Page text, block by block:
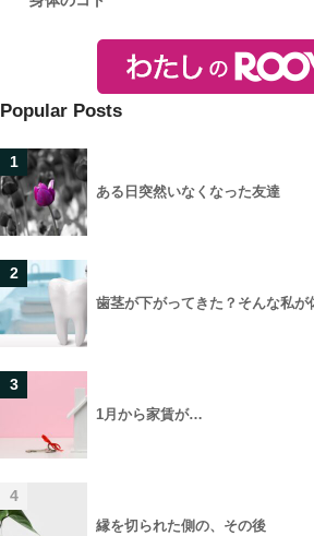
Popular Posts
1
ある日突然いなくなった友達
2
歯茎が下がってきた？そんな私が
3
1月から家賃が…
4
縁を切られた側の、その後